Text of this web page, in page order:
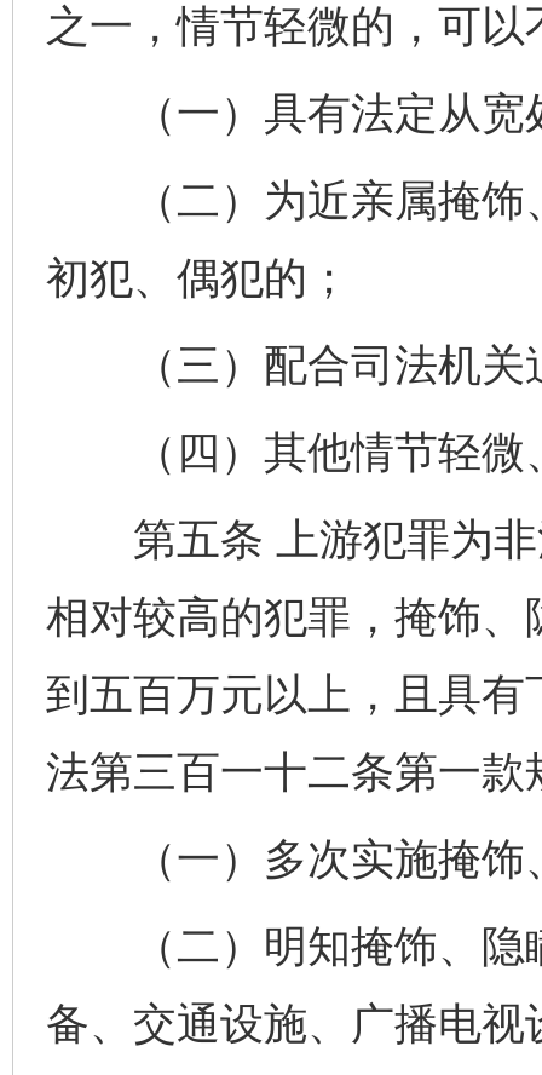
之一，情节轻微的，可
（一）具有法定从宽
（二）为近亲属掩饰
初犯、偶犯的；
（三）配合司法机关
（四）其他情节轻微
第五条 上游犯罪为非
相对较高的犯罪，掩饰
到五百万元以上，且具
法第三百一十二条第一款
（一）多次实施掩饰
（二）明知掩饰、隐
备、交通设施、广播电